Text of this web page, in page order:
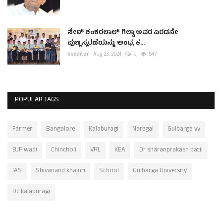
ಸೇಠ್ ಶಂಕರಲಾಲ್ ಗಿಲ್ಡಾ ಅವರ ಎರಡನೇ
ಪುಣ್ಯಸ್ಮರಣೆಯನ್ನು ಅಂಧ, ಕ...
kkeditor Aug 23, 2024 0 547
POPULAR TAGS
Farmer Bangalore Kalaburagi Naregal
Gulbarga vv
BJP wadi
Chincholi VRL KEA
Dr sharanprakash patil
IAS
Shivanand khajuri School
Gulbarga University
Dc kalaburagi